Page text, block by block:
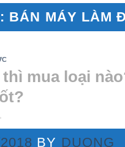
BÁN MÁY LÀM
mua loại
BY DUONG